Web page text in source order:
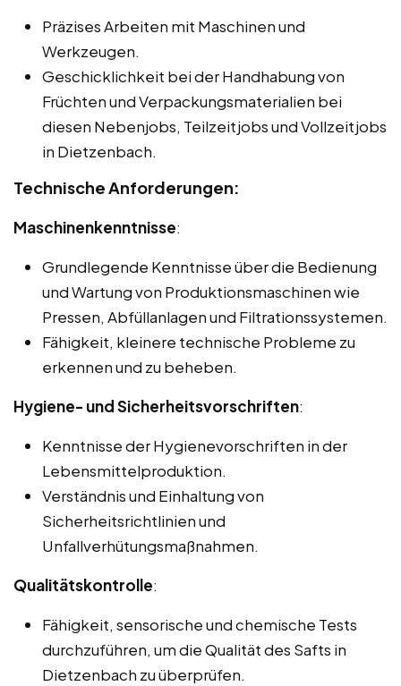
Präzises Arbeiten mit Maschinen und
Werkzeugen.
Geschicklichkeit bei der Handhabung von
Früchten und Verpackungsmaterialien bei
diesen Nebenjobs, Teilzeitjobs und Vollzeitjobs
in Dietzenbach.
Technische Anforderungen:
Maschinenkenntnisse:
Grundlegende Kenntnisse über die Bedienung
und Wartung von Produktionsmaschinen wie
Pressen, Abfüllanlagen und Filtrationssystemen.
Fähigkeit, kleinere technische Probleme zu
erkennen und zu beheben.
Hygiene- und Sicherheitsvorschriften:
Kenntnisse der Hygienevorschriften in der
Lebensmittelproduktion.
Verständnis und Einhaltung von
Sicherheitsrichtlinien und
Unfallverhütungsmaßnahmen.
Qualitätskontrolle:
Fähigkeit, sensorische und chemische Tests
durchzuführen, um die Qualität des Safts in
Dietzenbach zu überprüfen.